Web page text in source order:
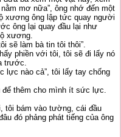
mơ nữa”, ông nhớ đến một
xương ông lập tức quay người
ông lại quay đầu lại như
xương.
sẽ làm bà tin tôi thôi”.
phiền với tôi, tôi sẽ đi lấy nó
trước.
lực nào cả”, tôi lấy tay chống
để thêm cho mình ít sức lực.
tôi bám vào tường, cái đầu
đó phảng phát tiếng của ông